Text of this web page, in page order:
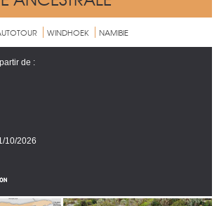
WINDHOEK NAMIBIE
de :
10/2026